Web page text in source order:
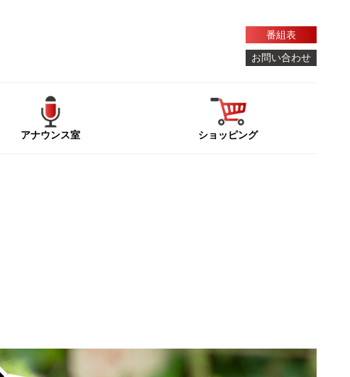
番組表
お問い合わせ
アナウンス室 ショッピング